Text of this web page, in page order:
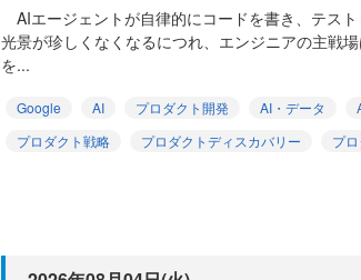
AIエージェントが自律的にコードを書き、テス
光景が珍しくなくなるにつれ、エンジニアの主戦
を...
Google AI プロダクト開発 AI・データ
プロダクト戦略
プロダクトディスカバリー
プ